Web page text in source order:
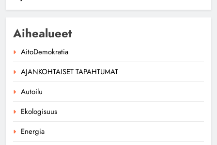
Aihealueet
AitoDemokratia
AJANKOHTAISET TAPAHTUMAT
Autoilu
Ekologisuus
Energia